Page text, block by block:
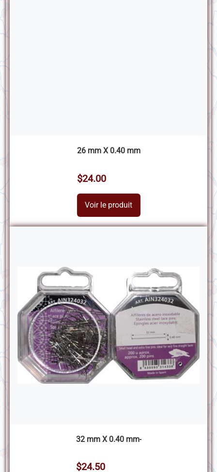
26 mm X 0.40 mm
$24.00
Voir le produit
32 mm X 0.40 mm-
$24.50